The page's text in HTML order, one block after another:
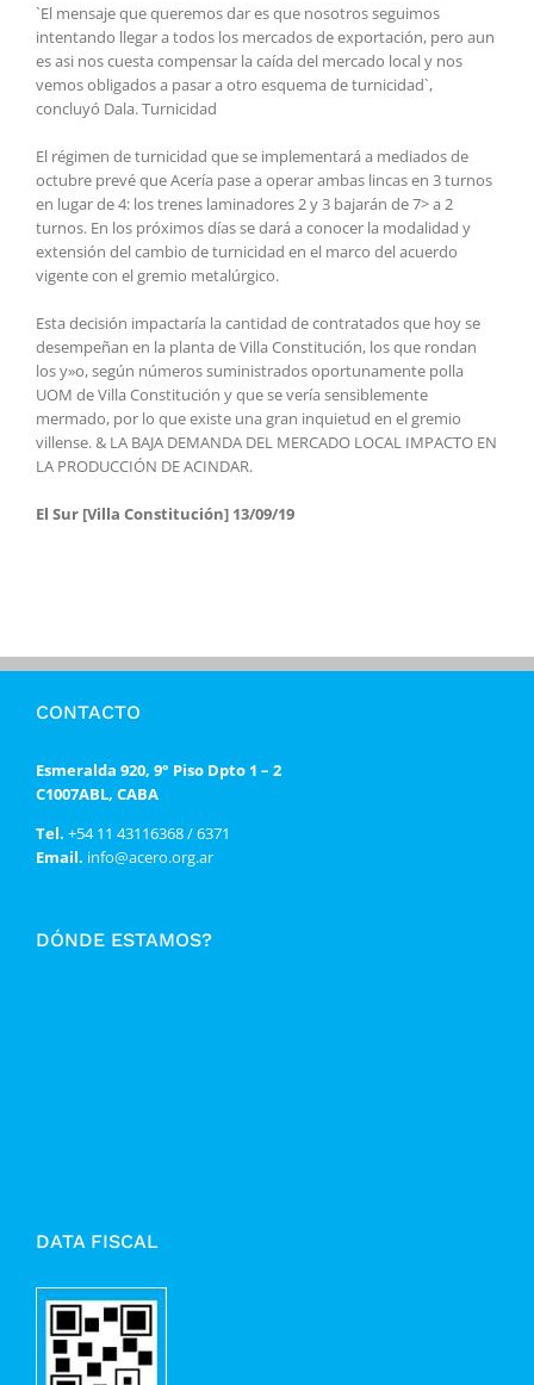
`El mensaje que queremos dar es que nosotros seguimos
intentando llegar a todos los mercados de exportación, pero aun
es asi nos cuesta compensar la caída del mercado local y nos
vemos obligados a pasar a otro esquema de turnicidad`,
concluyó Dala. Turnicidad
El régimen de turnicidad que se implementará a mediados de
octubre prevé que Acería pase a operar ambas lincas en 3 turnos
en lugar de 4: los trenes laminadores 2 y 3 bajarán de 7> a 2
turnos. En los próximos días se dará a conocer la modalidad y
extensión del cambio de turnicidad en el marco del acuerdo
vigente con el gremio metalúrgico.
Esta decisión impactaría la cantidad de contratados que hoy se
desempeñan en la planta de Villa Constitución, los que rondan
los y»o, según números suministrados oportunamente polla
UOM de Villa Constitución y que se vería sensiblemente
mermado, por lo que existe una gran inquietud en el gremio
villense. & LA BAJA DEMANDA DEL MERCADO LOCAL IMPACTO EN
LA PRODUCCIÓN DE ACINDAR.
El Sur [Villa Constitución] 13/09/19
CONTACTO
Esmeralda 920, 9° Piso Dpto 1 – 2
C1007ABL, CABA
Tel. +54 11 43116368 / 6371
Email. info@acero.org.ar
DÓNDE ESTAMOS?
DATA FISCAL